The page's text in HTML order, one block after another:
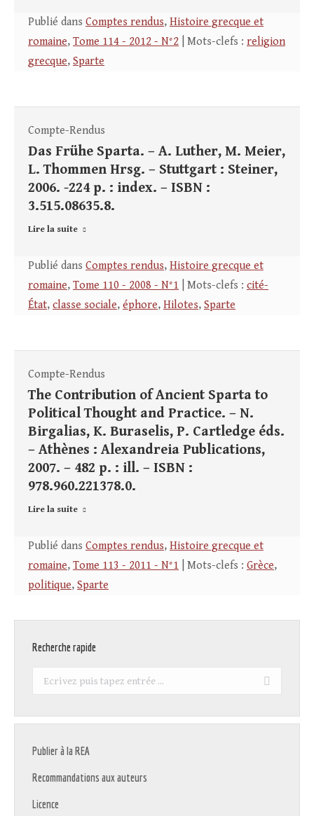
Publié dans Comptes rendus, Histoire grecque et
romaine, Tome 114 - 2012 - N°2 | Mots-clefs : religion
grecque, Sparte
Compte-Rendus
Das Frühe Sparta. – A. Luther, M. Meier,
L. Thommen Hrsg. – Stuttgart : Steiner,
2006. -224 p. : index. – ISBN :
3.515.08635.8.
Lire la suite
Publié dans Comptes rendus, Histoire grecque et
romaine, Tome 110 - 2008 - N°1 | Mots-clefs : cité-
État, classe sociale, éphore, Hilotes, Sparte
Compte-Rendus
The Contribution of Ancient Sparta to
Political Thought and Practice. – N.
Birgalias, K. Buraselis, P. Cartledge éds.
– Athènes : Alexandreia Publications,
2007. – 482 p. : ill. – ISBN :
978.960.221378.0.
Lire la suite
Publié dans Comptes rendus, Histoire grecque et
romaine, Tome 113 - 2011 - N°1 | Mots-clefs : Grèce,
politique, Sparte
Recherche rapide
Recherche
Publier à la REA
Recommandations aux auteurs
Licence